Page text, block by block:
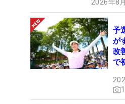
2026年8
予
が
改
で